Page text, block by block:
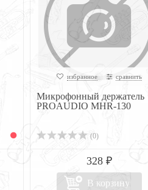
избранное сравнить
Микрофонный держатель
PROAUDIO MHR-130
(0)
328 ₽
В корзину